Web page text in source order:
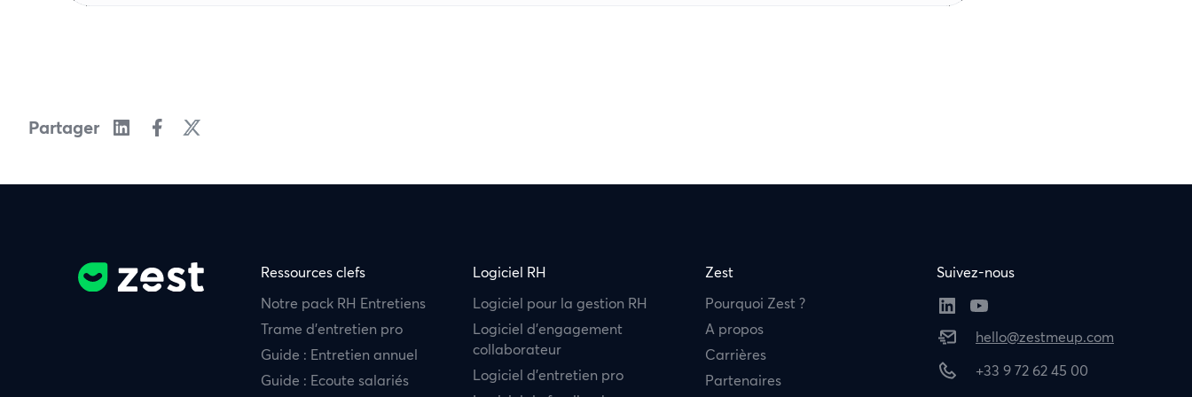
Partager
Ressources clefs
Notre pack RH Entretiens
Trame d’entretien pro
Guide : Entretien annuel
Guide : Ecoute salariés
Logiciel RH
Logiciel pour la gestion RH
Logiciel d’engagement
collaborateur
Logiciel d’entretien pro
Zest
Pourquoi Zest ?
A propos
Carrières
Partenaires
Suivez-nous
hello@zestmeup.com
+33 9 72 62 45 00